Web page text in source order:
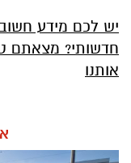
יש לכם מידע
חדשותי? מצאתם
אותנו